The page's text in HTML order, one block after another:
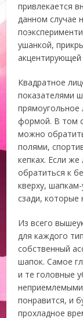
привлекается
данном случае
ушанкой,
Квадратное
показателями
прямоугольное
формой. В том
можно
полями,
кепках. Если
обратиться к
кверху,
сзади, которые
Из всего
для каждого
собственный
шапок. Самое
и те головные
понравится, и
прохладное